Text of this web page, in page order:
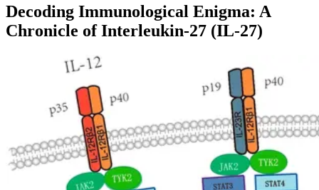
Decoding Immunological Enigma: A
Chronicle of Interleukin-27 (IL-27)